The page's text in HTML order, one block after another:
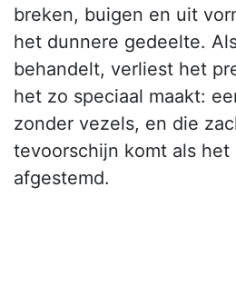
breken, buigen en uit
het dunnere gedeelte.
behandelt, verliest het
het zo speciaal maakt:
zonder vezels, en die
tevoorschijn komt als het
afgestemd.